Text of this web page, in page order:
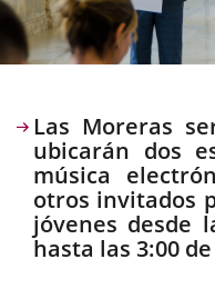
Descripción
Las Moreras
ubicarán dos
música
otros invitados
jóvenes desde
hasta las 3:00